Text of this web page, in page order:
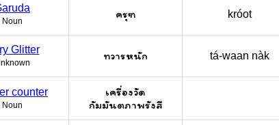
Noun
ครุฑ króot
Glitter ทวารหนัก tá-waan nàk
counter
Noun
เครื่องวัด
กัมมันตภาพรังสี